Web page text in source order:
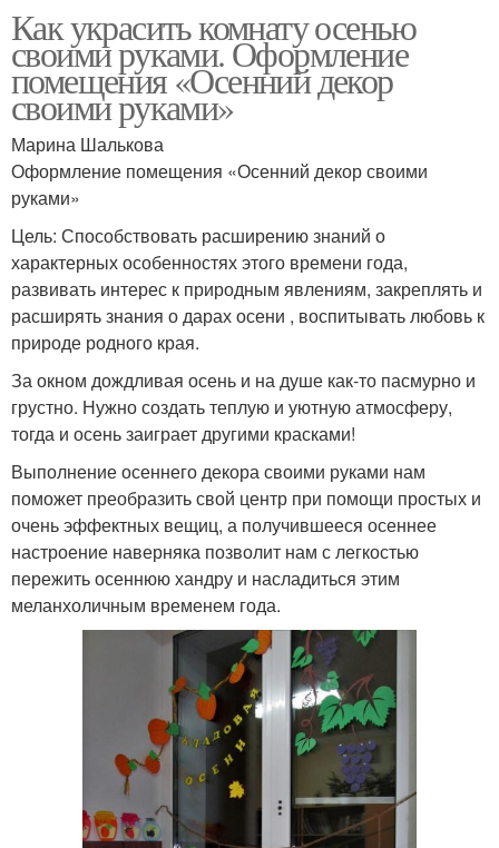
Как украсить комнату осенью
своими руками. Оформление
помещения «Осенний декор
своими руками»
Марина Шалькова
Оформление помещения «Осенний декор своими
руками»
Цель: Способствовать расширению знаний о
характерных особенностях этого времени года,
развивать интерес к природным явлениям, закреплять и
расширять знания о дарах осени , воспитывать любовь к
природе родного края.
За окном дождливая осень и на душе как-то пасмурно и
грустно. Нужно создать теплую и уютную атмосферу,
тогда и осень заиграет другими красками!
Выполнение осеннего декора своими руками нам
поможет преобразить свой центр при помощи простых и
очень эффектных вещиц, а получившееся осеннее
настроение наверняка позволит нам с легкостью
пережить осеннюю хандру и насладиться этим
меланхоличным временем года.